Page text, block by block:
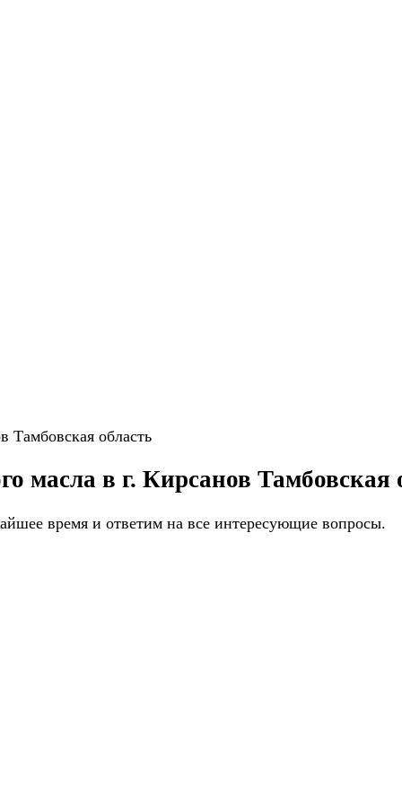
Тамбовская область
масла в г. Кирсанов Тамбовская
время и ответим на все интересующие вопросы.